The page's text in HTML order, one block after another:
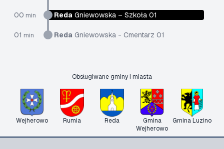
00 min Reda Gniewowska – Szkoła 01
01 min Reda Gniewowska - Cmentarz 01
Obsługiwane gminy i miasta
Wejherowo Rumia Reda
Gmina
Wejherowo
Gmina Luzino